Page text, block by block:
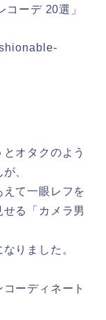
コーデ 20選」
オタクのよう
、
て一眼レフを
る「カメラ男
りました。
ーディネート